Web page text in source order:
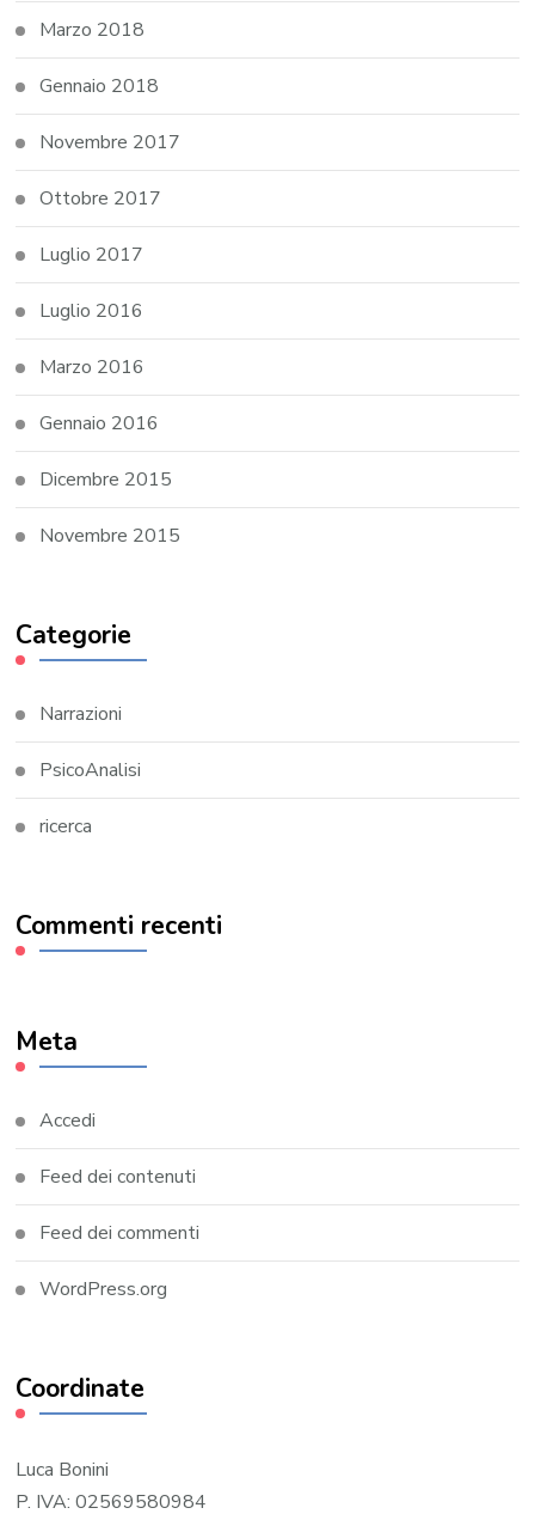
Marzo 2018
Gennaio 2018
Novembre 2017
Ottobre 2017
Luglio 2017
Luglio 2016
Marzo 2016
Gennaio 2016
Dicembre 2015
Novembre 2015
Categorie
Narrazioni
PsicoAnalisi
ricerca
Commenti recenti
Meta
Accedi
Feed dei contenuti
Feed dei commenti
WordPress.org
Coordinate
Luca Bonini
P. IVA: 02569580984